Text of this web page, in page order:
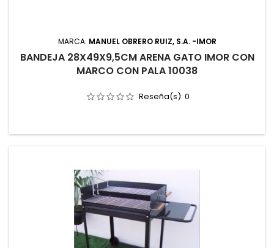
MARCA: MANUEL OBRERO RUIZ, S.A. -IMOR
BANDEJA 28X49X9,5CM ARENA GATO IMOR CON
MARCO CON PALA 10038
Reseña(s): 0